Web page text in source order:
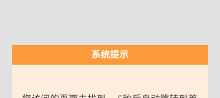
系统提示